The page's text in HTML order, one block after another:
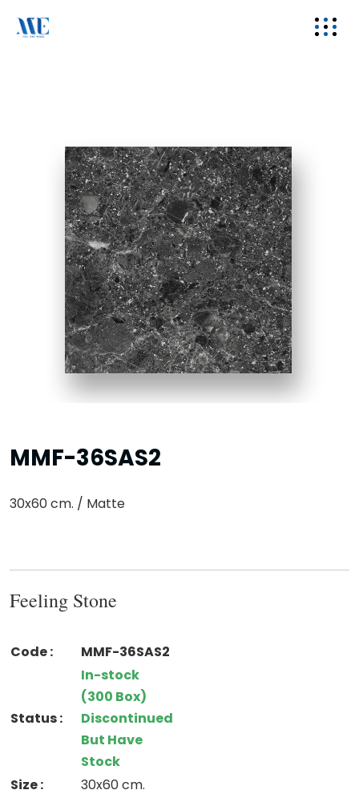
MMF-36SAS2
30x60 cm. / Matte
Feeling Stone
Code : MMF-36SAS2
Status :
In-stock
(300 Box)
Discontinued
But Have
Stock
Size :
30x60 cm.